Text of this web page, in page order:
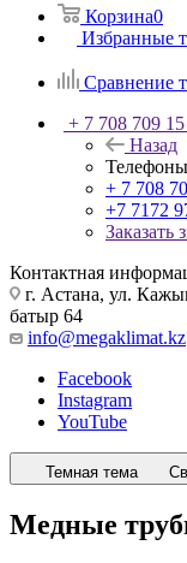
Корзина0
Избранные
Сравнение
+ 7 708 709
Назад
Телефоны
+ 7 708
+7 7172
Заказать
Контактная
г. Астана, ул.
батыр 64
info@megaklimat.kz
Facebook
Instagram
YouTube
Темная тема
Медные